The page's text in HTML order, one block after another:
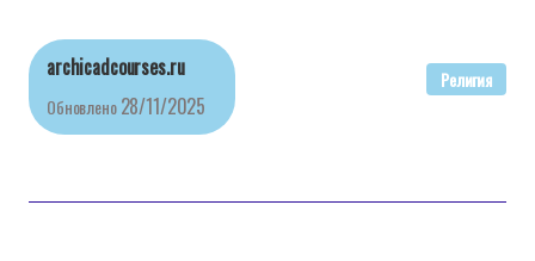
archicadcourses.ru
Обновлено 28/11/2025
Религия